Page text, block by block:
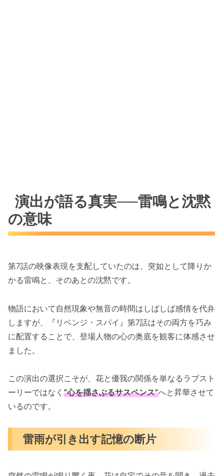
演出が語る真実──雷鳴と沈黙
の意味
第7話の映像表現を支配していたのは、突如として降りか
かる雷鳴と、そのあとの沈黙です。
物語において自然現象や無音の時間はしばしば感情を代弁
しますが、『リベンジ・スパイ』第7話はその両方を巧み
に配置することで、登場人物の心の奥底を観客に体感させ
ました。
この演出の選択こそが、花と優我の関係を単なるラブスト
ーリーではなく “心を揺さぶるサスペンス”へと昇華させて
いるのです。
雷雨が引き出す記憶の断片